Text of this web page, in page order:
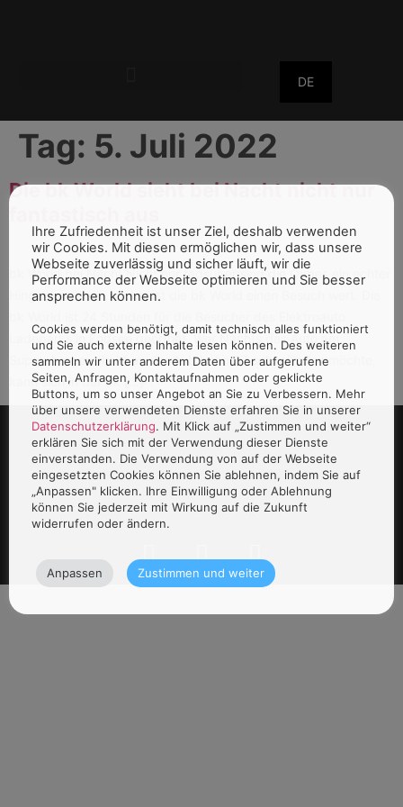
DE
Tag: 5. Juli 2022
Die bk World sieht bei Nacht nicht nur
bk World bei Nacht Nicht nur tagsüber sind die Qubes ein echter
Hingucker. Auch nachts ist die bk World einen Besuch wert. Die
Ladeparks in Endsee geöffnet. Wer Nachts das Auto am
Supercharger direkt an der Autobahn A7 schnellladen möchte,
kann sich in der bk […]
Ihre Zufriedenheit ist unser Ziel, deshalb verwenden
wir Cookies. Mit diesen ermöglichen wir, dass unsere
Webseite zuverlässig und sicher läuft, wir die
Performance der Webseite optimieren und Sie besser
ansprechen können.
Cookies werden benötigt, damit technisch alles funktioniert
und Sie auch externe Inhalte lesen können. Des weiteren
sammeln wir unter anderem Daten über aufgerufene
Seiten, Anfragen, Kontaktaufnahmen oder geklickte
Buttons, um so unser Angebot an Sie zu Verbessern. Mehr
über unsere verwendeten Dienste erfahren Sie in unserer
Datenschutzerklärung. Mit Klick auf „Zustimmen und weiter“
erklären Sie sich mit der Verwendung dieser Dienste
einverstanden. Die Verwendung von auf der Webseite
eingesetzten Cookies können Sie ablehnen, indem Sie auf
„Anpassen" klicken. Ihre Einwilligung oder Ablehnung
können Sie jederzeit mit Wirkung auf die Zukunft
widerrufen oder ändern.
Anpassen Zustimmen und weiter